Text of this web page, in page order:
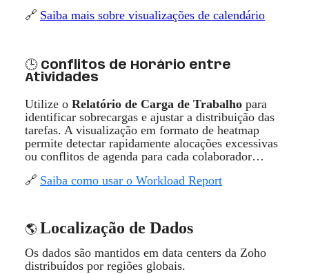
🔗 Saiba mais sobre visualizações de calendário
🕒Conflitos de Horário entre
Atividades
Utilize o Relatório de Carga de Trabalho para
identificar sobrecargas e ajustar a distribuição das
tarefas. A visualização em formato de heatmap
permite detectar rapidamente alocações excessivas
ou conflitos de agenda para cada colaborador…
🔗 Saiba como usar o Workload Report
🌎 Localização de Dados
Os dados são mantidos em data centers da Zoho
distribuídos por regiões globais.